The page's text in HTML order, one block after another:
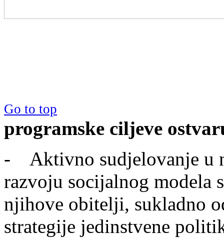
Go to top
programske ciljeve
- Aktivno sudjelovanje u
razvoju socijalnog modela
njihove obitelji, sukladno
strategije jedinstvene